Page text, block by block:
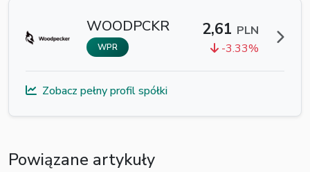
WOODPCKR
WPR
2,61 PLN
-3.33%
Zobacz pełny profil spółki
Powiązane artykuły